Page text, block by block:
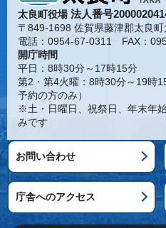
太良町役場法人番号
〒849-1698 佐賀県藤津郡太良
電話：0954-67-0311 FAX：
開庁時間
平日：8時30分～17時15分
第2・第4火曜：8時30分～19時
予約の方のみ）
※土・日曜日、祝祭日、年末年
みです
お問い合わせ
庁舎へのアクセス